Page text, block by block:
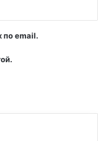
по email.